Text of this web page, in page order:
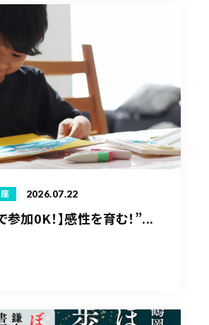
2026.07.22
参加0K！】感性を育む！”...